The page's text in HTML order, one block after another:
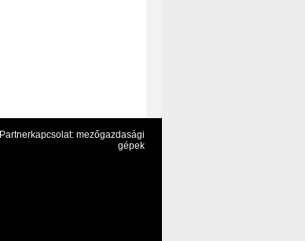
Partnerkapcsolat: mezőgazdasági
gépek